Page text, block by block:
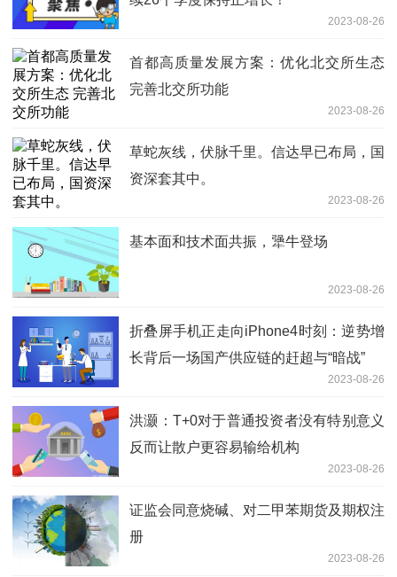
2023-08-26
首都高质量发展方案：优化北交所生态
完善北交所功能
2023-08-26
草蛇灰线，伏脉千里。信达早已布局，国
资深套其中。
2023-08-26
基本面和技术面共振，犟牛登场
2023-08-26
折叠屏手机正走向iPhone4时刻：逆势增
长背后一场国产供应链的赶超与“暗战”
2023-08-26
洪灏：T+0对于普通投资者没有特别意义
反而让散户更容易输给机构
2023-08-26
证监会同意烧碱、对二甲苯期货及期权注
册
2023-08-26